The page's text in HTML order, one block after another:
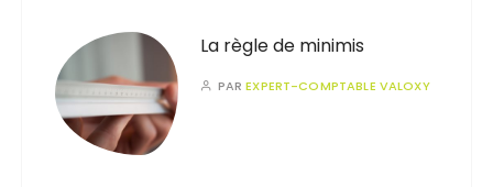
La règle de minimis
PAREXPERT-COMPTABLE VALOXY